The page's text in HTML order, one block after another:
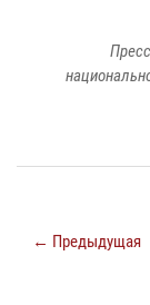
← Предыдущая